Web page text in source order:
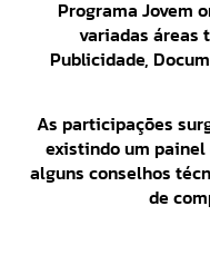
Programa Jovem
variadas áreas
Publicidade,
As participações
existindo um painel
alguns conselhos
de